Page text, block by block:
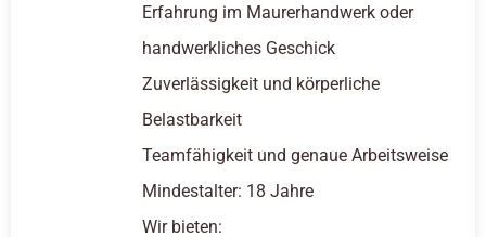
Erfahrung im Maurerhandwerk oder
handwerkliches Geschick
Zuverlässigkeit und körperliche
Belastbarkeit
Teamfähigkeit und genaue Arbeitsweise
Mindestalter: 18 Jahre
Wir bieten: